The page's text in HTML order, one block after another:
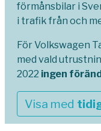
förmånsbilar i
i trafik från och
För Volkswagen
med vald
2022 ingen
Visa med